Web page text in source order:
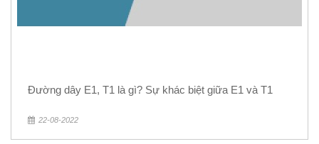
Đường dây E1, T1 là gì? Sự khác biệt giữa E1 và T1
22-08-2022